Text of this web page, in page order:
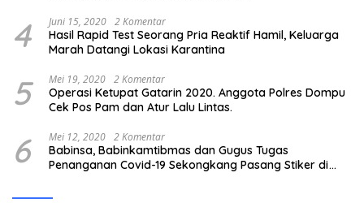
4 Juni 15, 2020 2 Komentar
Hasil Rapid Test Seorang Pria Reaktif Hamil, Keluarga
Marah Datangi Lokasi Karantina
5 Mei 19, 2020 2 Komentar
Operasi Ketupat Gatarin 2020. Anggota Polres Dompu
Cek Pos Pam dan Atur Lalu Lintas.
6 Mei 12, 2020 2 Komentar
Babinsa, Babinkamtibmas dan Gugus Tugas
Penanganan Covid-19 Sekongkang Pasang Stiker di